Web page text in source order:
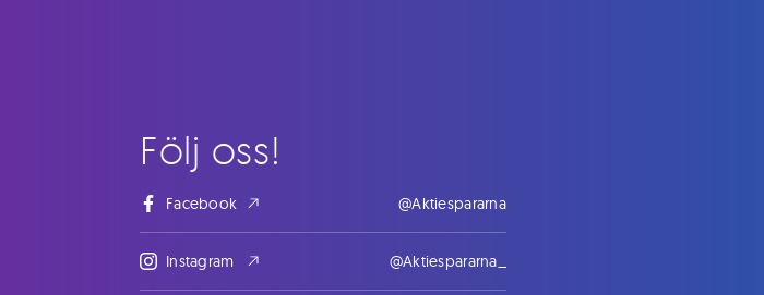
Följ oss!
Facebook @Aktiespararna
Instagram @Aktiespararna_